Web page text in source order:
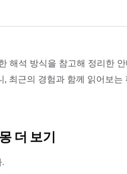
해석 방식을 참고해 정리한
, 최근의 경험과 함께 읽어보는
더 보기